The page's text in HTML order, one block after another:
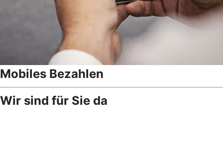
Mobiles Bezahlen
Wir sind für Sie da